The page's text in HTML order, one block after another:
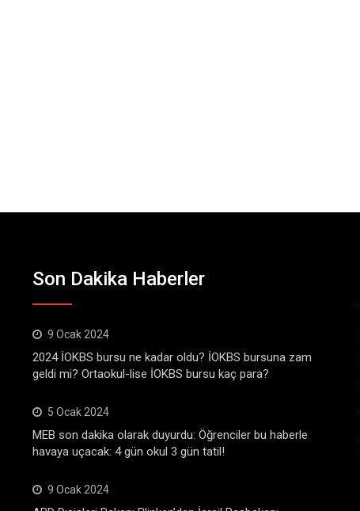
Son Dakika Haberler
9 Ocak 2024
2024 İOKBS bursu ne kadar oldu? İOKBS bursuna zam
geldi mi? Ortaokul-lise İOKBS bursu kaç para?
5 Ocak 2024
MEB son dakika olarak duyurdu: Öğrenciler bu haberle
havaya uçacak: 4 gün okul 3 gün tatil!
9 Ocak 2024